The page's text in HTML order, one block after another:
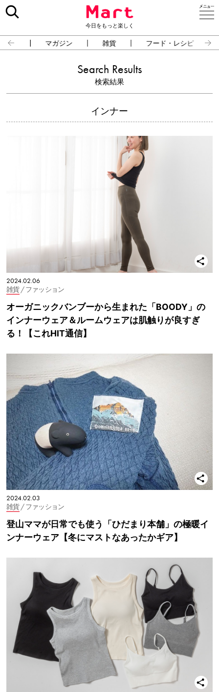
今日をもっと楽しく
占い マガジン 雑貨 フード・レシピ
Search Results
検索結果
インナー
2024.02.06
雑貨/ ファッション
オーガニックバンブーから生まれた「BOODY」の
インナーウェア＆ルームウェアは肌触りが良すぎ
る！【これHIT通信】
2024.02.03
雑貨/ ファッション
登山ママが日常でも使う「ひだまり本舗」の極暖イ
ンナーウェア【冬にマストなあったかギア】